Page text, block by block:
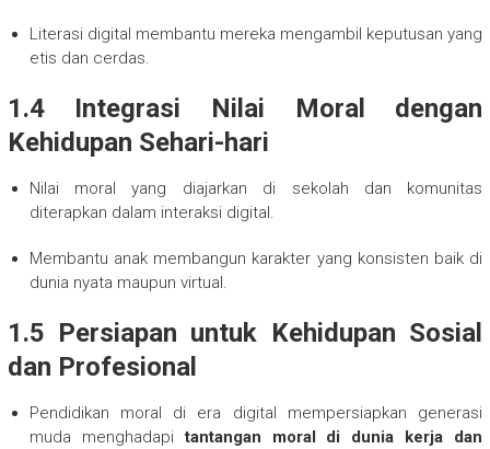
Literasi digital membantu mereka mengambil keputusan yang
etis dan cerdas.
1.4 Integrasi Nilai Moral dengan
Kehidupan Sehari-hari
Nilai moral yang diajarkan di sekolah dan komunitas
diterapkan dalam interaksi digital.
Membantu anak membangun karakter yang konsisten baik di
dunia nyata maupun virtual.
1.5 Persiapan untuk Kehidupan Sosial
dan Profesional
Pendidikan moral di era digital mempersiapkan generasi
muda menghadapitantangan moral di dunia kerja dan